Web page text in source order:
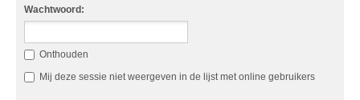
Wachtwoord:
Onthouden
Mij deze sessie niet weergeven in de lijst met online gebruikers